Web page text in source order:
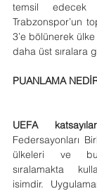
temsil edecek
Trabzonspor’un
3’e bölünerek
daha üst sıralara
PUANLAMA
UEFA
Federsayonları
ülkeleri ve bu
sıralamakta
isimdir.